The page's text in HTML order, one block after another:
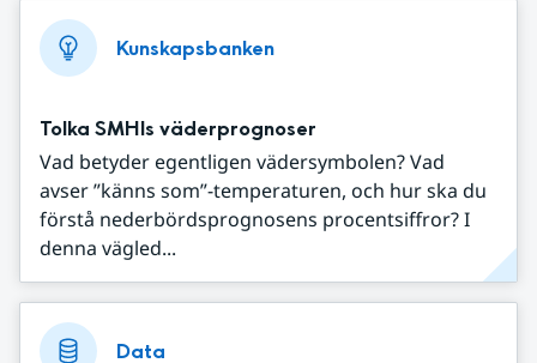
Kunskapsbanken
Tolka SMHIs väderprognoser
Vad betyder egentligen vädersymbolen? Vad
avser ”känns som”-temperaturen, och hur ska du
förstå nederbördsprognosens procentsiffror? I
denna vägled...
Data